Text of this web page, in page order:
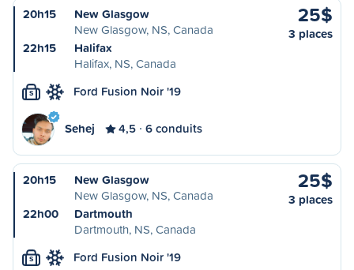
20h15
New Glasgow
New Glasgow, NS, Canada
22h15
Halifax
Halifax, NS, Canada
25$
3 places
S Ford Fusion Noir '19
Sehej 4,5 6 conduits
20h15
New Glasgow
New Glasgow, NS, Canada
22h00
Dartmouth
Dartmouth, NS, Canada
25$
3 places
S Ford Fusion Noir '19